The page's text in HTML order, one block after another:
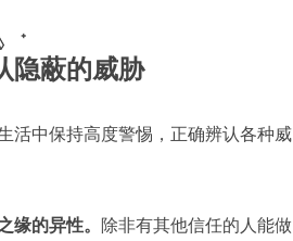
隐蔽的威胁
活中保持高度警惕，正确辨认各种威
缘的异性。
除非有其他信任的人能做